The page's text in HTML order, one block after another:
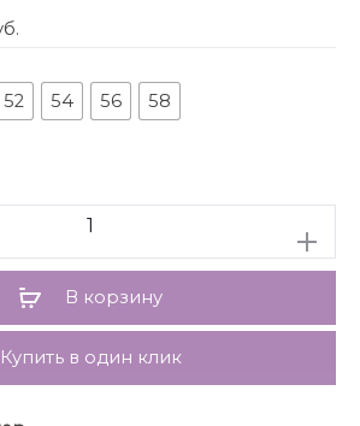
воланом по низу. По
см, длина рукава 42 см, ширина
рукава 24 см
52 54 56 58
В корзину
Купить в один клик